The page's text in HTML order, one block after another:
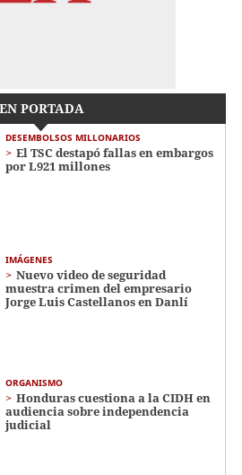
EN PORTADA
DESEMBOLSOS MILLONARIOS
El TSC destapó fallas en embargos
por L921 millones
IMÁGENES
Nuevo video de seguridad
muestra crimen del empresario
Jorge Luis Castellanos en Danlí
ORGANISMO
Honduras cuestiona a la CIDH en
audiencia sobre independencia
judicial